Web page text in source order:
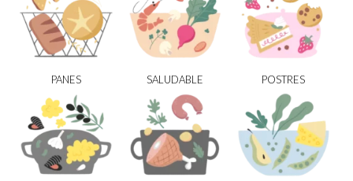
PANES SALUDABLE POSTRES